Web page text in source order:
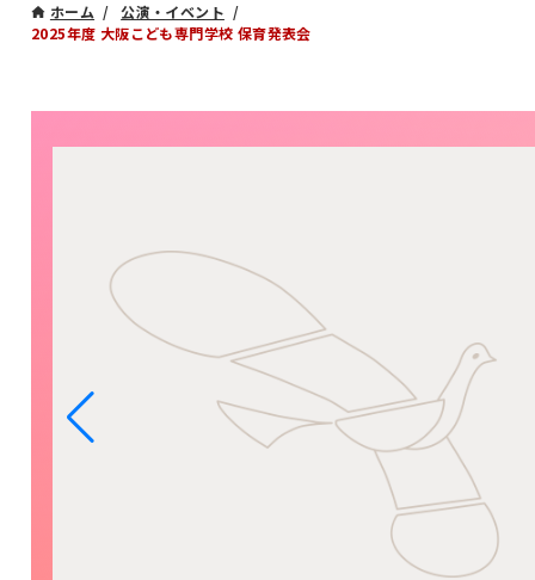
ホーム
公演・イベント
2025年度 大阪こども専門学校 保育発表会